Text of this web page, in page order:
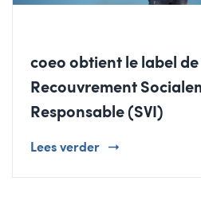
coeo obtient le label de
Recouvrement
Responsable (SVI)
Lees verder